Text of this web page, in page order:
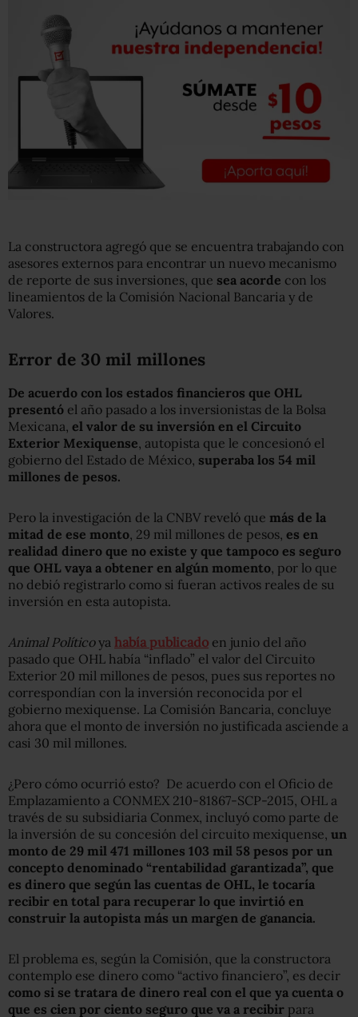
La constructora agregó que se encuentra trabajando con
asesores externos para encontrar un nuevo mecanismo
de reporte de sus inversiones, que sea acorde con los
lineamientos de la Comisión Nacional Bancaria y de
Valores.
Error de 30 mil millones
De acuerdo con los estados financieros que OHL
presentó el año pasado a los inversionistas de la Bolsa
Mexicana, el valor de su inversión en el Circuito
Exterior Mexiquense , autopista que le concesionó el
gobierno del Estado de México, superaba los 54 mil
millones de pesos.
Pero la investigación de la CNBV reveló que más de la
mitad de ese monto , 29 mil millones de pesos, es en
realidad dinero que no existe y que tampoco es seguro
que OHL vaya a obtener en algún momento , por lo que
no debió registrarlo como si fueran activos reales de su
inversión en esta autopista.
Animal Políticoya había publicado en junio del año
pasado que OHL había “inflado” el valor del Circuito
Exterior 20 mil millones de pesos, pues sus reportes no
correspondían con la inversión reconocida por el
gobierno mexiquense. La Comisión Bancaria, concluye
ahora que el monto de inversión no justificada asciende a
casi 30 mil millones.
¿Pero cómo ocurrió esto? De acuerdo con el Oficio de
Emplazamiento a CONMEX 210-81867-SCP-2015, OHL a
través de su subsidiaria Conmex, incluyó como parte de
la inversión de su concesión del circuito mexiquense, un
monto de 29 mil 471 millones 103 mil 58 pesos por un
concepto denominado “rentabilidad garantizada”, que
es dinero que según las cuentas de OHL, le tocaría
recibir en total para recuperar lo que invirtió en
construir la autopista más un margen de ganancia.
El problema es, según la Comisión, que la constructora
contemplo ese dinero como “activo financiero”, es decir
como si se tratara de dinero real con el que ya cuenta o
que es cien por ciento seguro que va a recibir para